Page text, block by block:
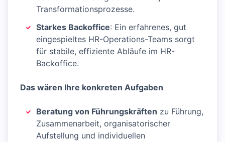
Transformationsprozesse.
Starkes Backoffice: Ein erfahrenes, gut
eingespieltes HR-Operations-Teams sorgt
für stabile, effiziente Abläufe im HR-
Backoffice.
Das wären Ihre konkreten Aufgaben
Beratung von Führungskräften zu Führung,
Zusammenarbeit, organisatorischer
Aufstellung und individuellen